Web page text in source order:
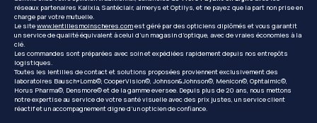
réseaux partenaires Kalixia, Santéclair, almerys et Optilys, et ne payez que la part non prise en
charge par votre mutuelle.
Le sitewww.lentillesmoinscheres.comest géré par des opticiens diplômés et vous garantit
un service de qualité équivalent à celui d’un magasin d’optique, avec de vraies économies à la
clé.
Les commandes sont préparées avec soin et expédiées rapidement depuis nos entrepôts
logistiques.
Toutes les lentilles de contact et solutions proposées proviennent exclusivement des
laboratoires Bausch+Lomb©, CooperVision©, Johnson&Johnson©, Menicon©, Ophtalmic©,
Horus Pharma©, Densmore© et de la gamme eversee. Depuis plus de 20 ans, nous mettons
notre expertise au service de votre santé visuelle avec des prix justes, un service client
réactif et un accompagnement digne d’un opticien de confiance.